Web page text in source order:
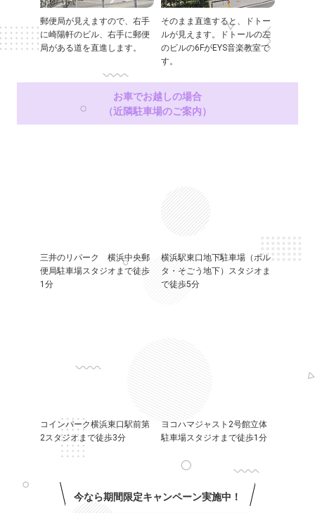
郵便局が見えますので、右手
に崎陽軒のビル、右手に郵便
局がある道を直進します。
そのまま直進すると、ドトー
ルが見えます。ドトールの左
のビルの6FがEYS音楽教室で
す。
お車でお越しの場合
（近隣駐車場のご案内）
三井のリパーク 横浜中央郵
便局駐車場スタジオまで徒歩
1分
横浜駅東口地下駐車場（ポル
タ・そごう地下）スタジオま
で徒歩5分
コインパーク横浜東口駅前第
2スタジオまで徒歩3分
ヨコハマジャスト2号館立体
駐車場スタジオまで徒歩1分
今なら期間限定キャンペーン実施中！